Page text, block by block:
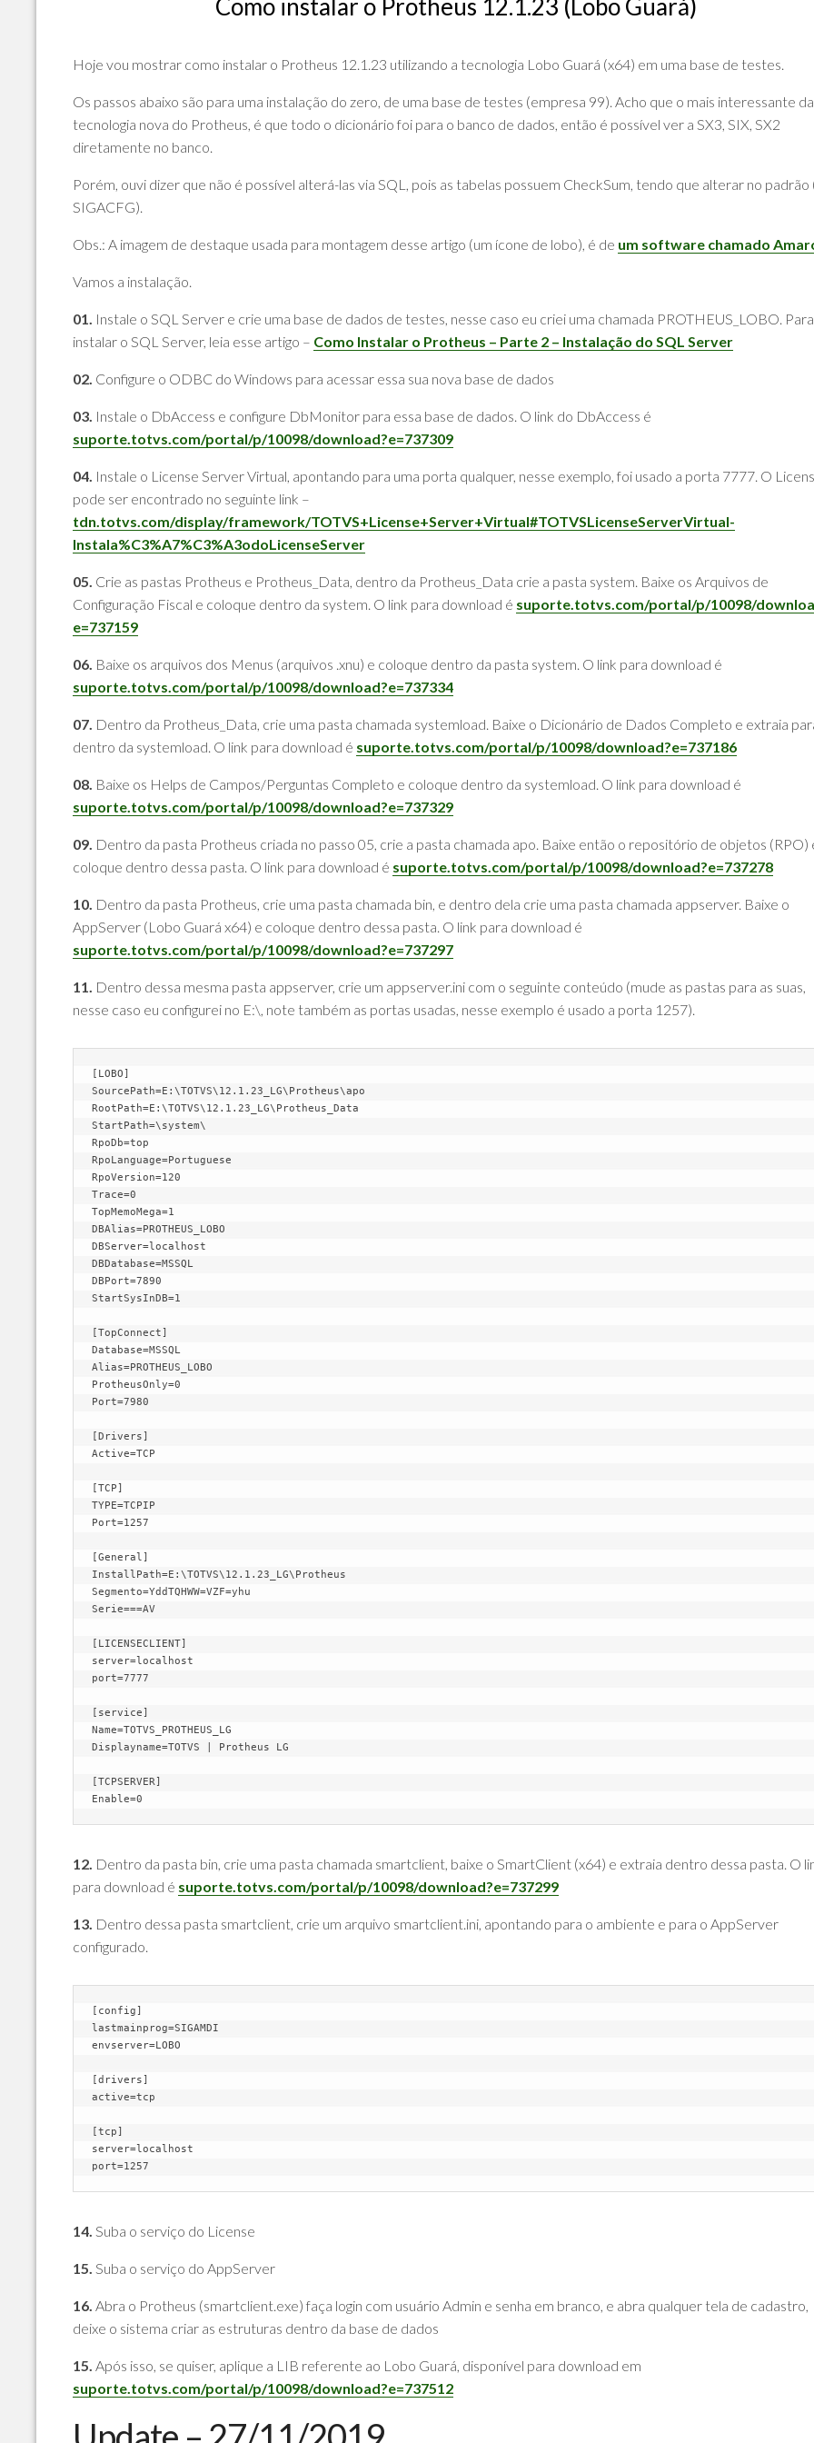
LINGUAGEM
POLÍTICA
E
SOBRE
Como instalar o Protheus 12.1.23 (Lobo Guará)
Hoje vou mostrar como instalar o Protheus 12.1.23 utilizando a tecnologia Lobo Guará (x64) em uma base de testes.
Os passos abaixo são para uma instalação do zero, de uma base de testes (empresa 99). Acho que o mais interessante da
tecnologia nova do Protheus, é que todo o dicionário foi para o banco de dados, então é possível ver a SX3, SIX, SX2
diretamente no banco.
Porém, ouvi dizer que não é possível alterá-las via SQL, pois as tabelas possuem CheckSum, tendo que alterar no padrão
SIGACFG).
Obs.: A imagem de destaque usada para montagem desse artigo (um ícone de lobo), é de um software chamado
Vamos a instalação.
01. Instale o SQL Server e crie uma base de dados de testes, nesse caso eu criei uma chamada PROTHEUS_LOBO. Para
instalar o SQL Server, leia esse artigo – Como Instalar o Protheus – Parte 2 – Instalação do SQL Server
02. Configure o ODBC do Windows para acessar essa sua nova base de dados
03. Instale o DbAccess e configure DbMonitor para essa base de dados. O link do DbAccess é
suporte.totvs.com/portal/p/10098/download?e=737309
04. Instale o License Server Virtual, apontando para uma porta qualquer, nesse exemplo, foi usado a porta 7777. O
pode ser encontrado no seguinte link –
tdn.totvs.com/display/framework/TOTVS+License+Server+Virtual#TOTVSLicenseServerVirtual-
Instala%C3%A7%C3%A3odoLicenseServer
05. Crie as pastas Protheus e Protheus_Data, dentro da Protheus_Data crie a pasta system. Baixe os Arquivos de
Configuração Fiscal e coloque dentro da system. O link para download é suporte.totvs.com/portal/p/10098/
e=737159
06. Baixe os arquivos dos Menus (arquivos .xnu) e coloque dentro da pasta system. O link para download é
suporte.totvs.com/portal/p/10098/download?e=737334
07. Dentro da Protheus_Data, crie uma pasta chamada systemload. Baixe o Dicionário de Dados Completo e extraia
dentro da systemload. O link para download é suporte.totvs.com/portal/p/10098/download?e=737186
08. Baixe os Helps de Campos/Perguntas Completo e coloque dentro da systemload. O link para download é
suporte.totvs.com/portal/p/10098/download?e=737329
09. Dentro da pasta Protheus criada no passo 05, crie a pasta chamada apo. Baixe então o repositório de objetos (RPO)
coloque dentro dessa pasta. O link para download é suporte.totvs.com/portal/p/10098/download?e=737278
10. Dentro da pasta Protheus, crie uma pasta chamada bin, e dentro dela crie uma pasta chamada appserver. Baixe o
AppServer (Lobo Guará x64) e coloque dentro dessa pasta. O link para download é
suporte.totvs.com/portal/p/10098/download?e=737297
11. Dentro dessa mesma pasta appserver, crie um appserver.ini com o seguinte conteúdo (mude as pastas para as suas,
nesse caso eu configurei no E:\, note também as portas usadas, nesse exemplo é usado a porta 1257).
[LOBO]
SourcePath=E:\TOTVS\12.1.23_LG\Protheus\apo
RootPath=E:\TOTVS\12.1.23_LG\Protheus_Data
StartPath=\system\
RpoDb=top
RpoLanguage=Portuguese
RpoVersion=120
Trace=0
TopMemoMega=1
DBAlias=PROTHEUS_LOBO
DBServer=localhost
DBDatabase=MSSQL
DBPort=7890
StartSysInDB=1
[TopConnect]
Database=MSSQL
Alias=PROTHEUS_LOBO
ProtheusOnly=0
Port=7980
[Drivers]
Active=TCP
[TCP]
TYPE=TCPIP
Port=1257
[General]
InstallPath=E:\TOTVS\12.1.23_LG\Protheus
Segmento=YddTQHWW=VZF=yhu
Serie===AV
[LICENSECLIENT]
server=localhost
port=7777
[service]
Name=TOTVS_PROTHEUS_LG
Displayname=TOTVS | Protheus LG
[TCPSERVER]
12. Dentro da pasta bin, crie uma pasta chamada smartclient, baixe o SmartClient (x64) e extraia dentro dessa pasta. O
para download é suporte.totvs.com/portal/p/10098/download?e=737299
13. Dentro dessa pasta smartclient, crie um arquivo smartclient.ini, apontando para o ambiente e para o AppServer
configurado.
[config]
lastmainprog=SIGAMDI
envserver=LOBO
[drivers]
active=tcp
[tcp]
server=localhost
14. Suba o serviço do License
15. Suba o serviço do AppServer
16. Abra o Protheus (smartclient.exe) faça login com usuário Admin e senha em branco, e abra qualquer tela de cadastro,
deixe o sistema criar as estruturas dentro da base de dados
15. Após isso, se quiser, aplique a LIB referente ao Lobo Guará, disponível para download em
suporte.totvs.com/portal/p/10098/download?e=737512